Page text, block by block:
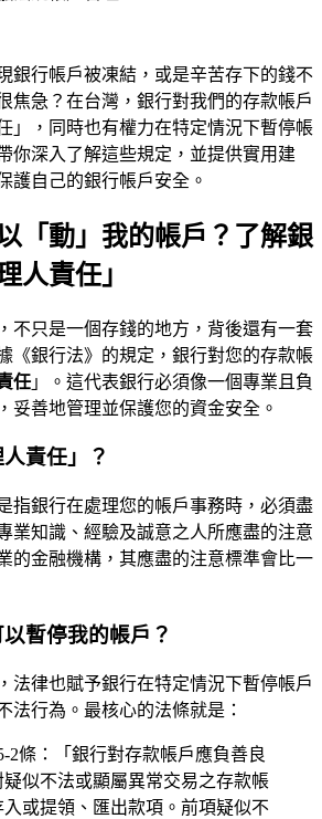
銀行帳戶被凍結，或是辛苦存下的錢不
焦急？在台灣，銀行對我們的存款帳戶
」，同時也有權力在特定情況下暫停帳
你深入了解這些規定，並提供實用建
護自己的銀行帳戶安全。
「動」我的帳戶？了解銀
人責任」
不只是一個存錢的地方，背後還有一套
《銀行法》的規定，銀行對您的存款帳
任 」。這代表銀行必須像一個專業且負
妥善地管理並保護您的資金安全。
責任」？
指銀行在處理您的帳戶事務時，必須盡
業知識、經驗及誠意之人所應盡的注意
的金融機構，其應盡的注意標準會比一
暫停我的帳戶？
法律也賦予銀行在特定情況下暫停帳戶
法行為。最核心的法條就是：
2條：「銀行對存款帳戶應負善良
似不法或顯屬異常交易之存款帳
入或提領、匯出款項。前項疑似不